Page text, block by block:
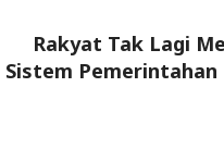
Rakyat Tak Lagi
Sistem Pemerintahan